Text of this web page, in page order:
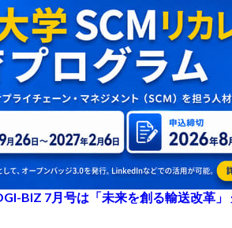
BIZ 7月号は「未来を創る輸送改革